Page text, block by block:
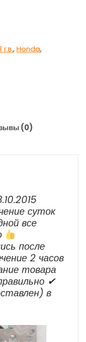
,Honda,
(0)
суток
все
после
2 часов
товара
✔
в